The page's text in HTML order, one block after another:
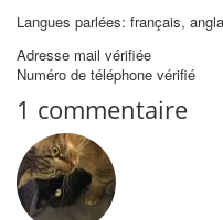
Langues parlées: français,
Adresse mail vérifiée
Numéro de téléphone vérifié
1 commentaire